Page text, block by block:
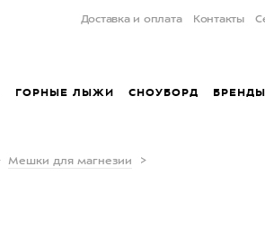
Доставка и оплата Контакты
ГОРНЫЕ ЛЫЖИ СНОУБОРД БРЕНДЫ
Мешки для магнезии